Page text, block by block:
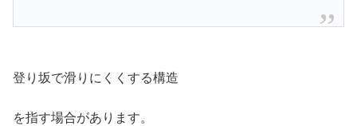
登り坂で滑りにくくする構造
を指す場合があります。